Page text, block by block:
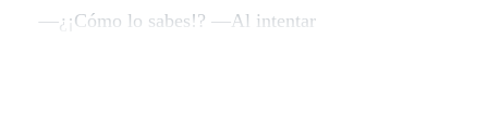
—¿¡Cómo lo sabes!? —Al intentar